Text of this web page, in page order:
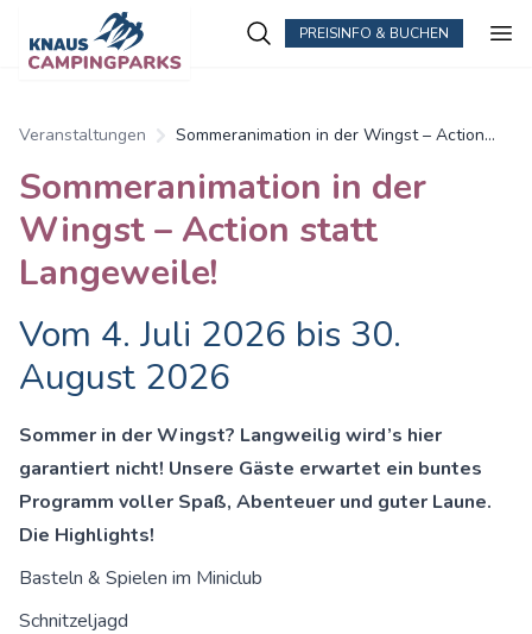
PREISINFO & BUCHEN
Veranstaltungen
Sommeranimation in der Wingst – Action
Sommeranimation in der
Wingst – Action statt
Langeweile!
Vom 4. Juli 2026 bis 30.
August 2026
Sommer in der Wingst? Langweilig wird’s hier
garantiert nicht! Unsere Gäste erwartet ein buntes
Programm voller Spaß, Abenteuer und guter Laune.
Die Highlights!
Basteln & Spielen im Miniclub
Schnitzeljagd